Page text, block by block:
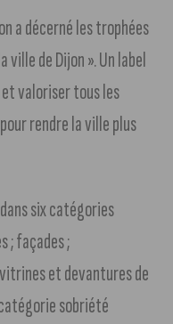
a décerné les trophées
ville de Dijon ». Un label
valoriser tous les
rendre la ville plus
six catégories
; façades ;
et devantures de
sobriété